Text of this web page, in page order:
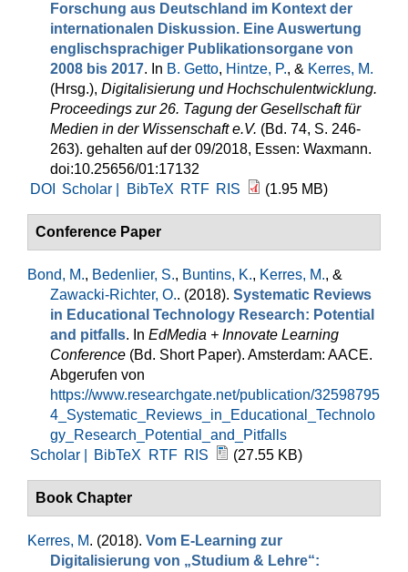
Forschung aus Deutschland im Kontext der
internationalen Diskussion. Eine Auswertung
englischsprachiger Publikationsorgane von
2008 bis 2017. In B. Getto, Hintze, P., & Kerres, M.
(Hrsg.), Digitalisierung und Hochschulentwicklung.
Proceedings zur 26. Tagung der Gesellschaft für
Medien in der Wissenschaft e.V. (Bd. 74, S. 246-
263). gehalten auf der 09/2018, Essen: Waxmann.
doi:10.25656/01:17132
DOI
Scholar | BibTeX RTF RIS (1.95 MB)
Conference Paper
Bond, M., Bedenlier, S., Buntins, K., Kerres, M., &
Zawacki-Richter, O.. (2018). Systematic Reviews
in Educational Technology Research: Potential
and pitfalls. In EdMedia + Innovate Learning
Conference (Bd. Short Paper). Amsterdam: AACE.
Abgerufen von
https://www.researchgate.net/publication/32598795
4_Systematic_Reviews_in_Educational_Technolo
gy_Research_Potential_and_Pitfalls
Scholar |
BibTeX RTF RIS (27.55 KB)
Book Chapter
Kerres, M. (2018). Vom E-Learning zur
Digitalisierung von „Studium & Lehre“: